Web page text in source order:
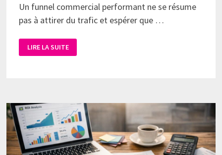
Un funnel commercial performant ne se résume
pas à attirer du trafic et espérer que …
LIRE LA SUITE